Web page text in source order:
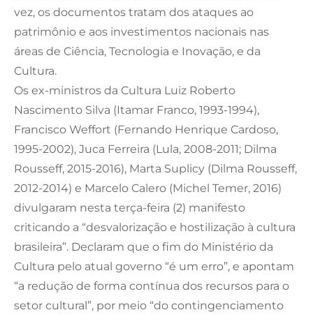
vez, os documentos tratam dos ataques ao
patrimônio e aos investimentos nacionais nas
áreas de Ciência, Tecnologia e Inovação, e da
Cultura.
Os ex-ministros da Cultura Luiz Roberto
Nascimento Silva (Itamar Franco, 1993-1994),
Francisco Weffort (Fernando Henrique Cardoso,
1995-2002), Juca Ferreira (Lula, 2008-2011; Dilma
Rousseff, 2015-2016), Marta Suplicy (Dilma Rousseff,
2012-2014) e Marcelo Calero (Michel Temer, 2016)
divulgaram nesta terça-feira (2) manifesto
criticando a “desvalorização e hostilização à cultura
brasileira”. Declaram que o fim do Ministério da
Cultura pelo atual governo “é um erro”, e apontam
“a redução de forma contínua dos recursos para o
setor cultural”, por meio “do contingenciamento